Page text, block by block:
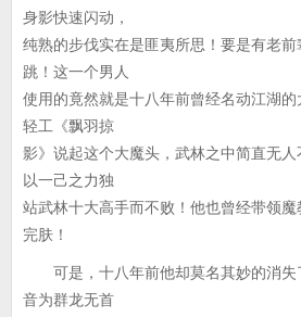
身影快速闪动，
纯熟的步伐实在是匪夷所思！要是有老
跳！这一个男人
使用的竟然就是十八年前曾经名动江湖
轻工《飘羽掠
影》说起这个大魔头，武林之中简直无
以一己之力独
站武林十大高手而不败！他也曾经带领
完肤！
可是，十八年前他却莫名其妙的消失
音为群龙无首